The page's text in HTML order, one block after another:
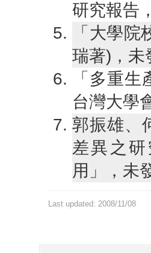
研究報告
「大學
瑞著)，未
「多重
台灣大學
郭振雄、
差異之
用」，未
Last updated: 2008/11/08